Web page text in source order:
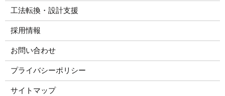
工法転換・設計支援
採用情報
お問い合わせ
プライバシーポリシー
サイトマップ